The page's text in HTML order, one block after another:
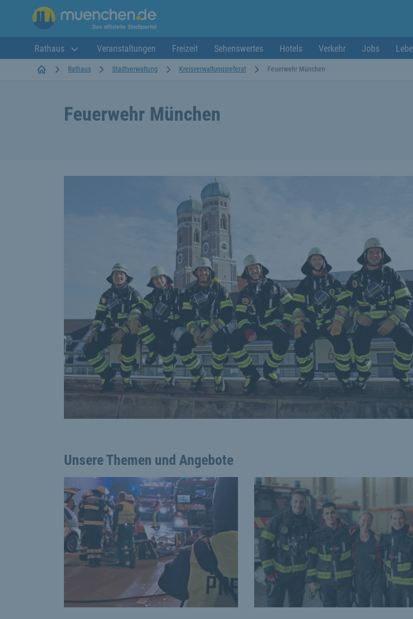
Rathaus Veranstaltungen Freizeit Sehenswertes Hotels Verkehr Jobs
StartseiteRathaus Stadtverwaltung Kreisverwaltungsreferat Feuerwehr München
Feuerwehr München
Unsere Themen und Angebote
This is a carousel with rotating cards. Use the previous and next buttons to navigate, and